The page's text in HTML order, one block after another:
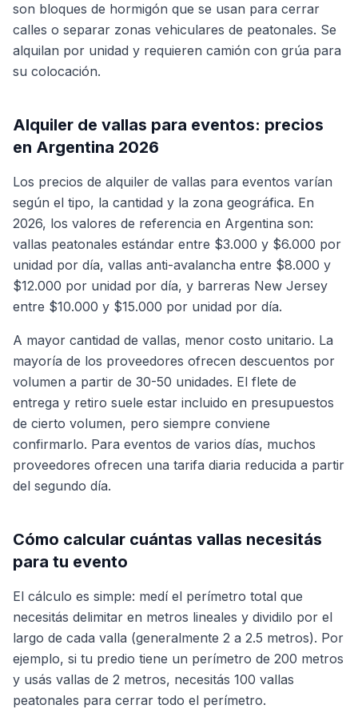
son bloques de hormigón que se usan para cerrar
calles o separar zonas vehiculares de peatonales. Se
alquilan por unidad y requieren camión con grúa para
su colocación.
Alquiler de vallas para eventos: precios
en Argentina 2026
Los precios de alquiler de vallas para eventos varían
según el tipo, la cantidad y la zona geográfica. En
2026, los valores de referencia en Argentina son:
vallas peatonales estándar entre $3.000 y $6.000 por
unidad por día, vallas anti-avalancha entre $8.000 y
$12.000 por unidad por día, y barreras New Jersey
entre $10.000 y $15.000 por unidad por día.
A mayor cantidad de vallas, menor costo unitario. La
mayoría de los proveedores ofrecen descuentos por
volumen a partir de 30-50 unidades. El flete de
entrega y retiro suele estar incluido en presupuestos
de cierto volumen, pero siempre conviene
confirmarlo. Para eventos de varios días, muchos
proveedores ofrecen una tarifa diaria reducida a partir
del segundo día.
Cómo calcular cuántas vallas necesitás
para tu evento
El cálculo es simple: medí el perímetro total que
necesitás delimitar en metros lineales y dividilo por el
largo de cada valla (generalmente 2 a 2.5 metros). Por
ejemplo, si tu predio tiene un perímetro de 200 metros
y usás vallas de 2 metros, necesitás 100 vallas
peatonales para cerrar todo el perímetro.